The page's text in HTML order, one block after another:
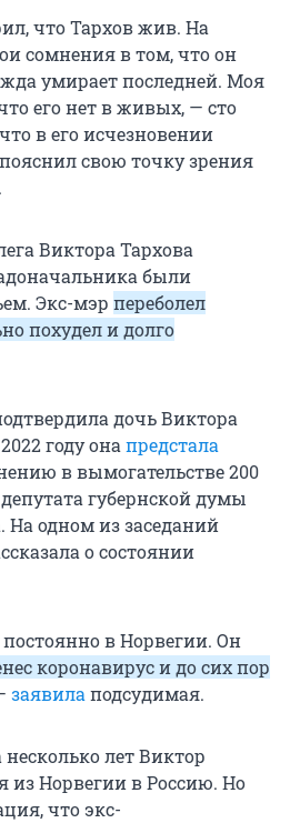
что Тархов жив. На
сомнения в том, что он
умирает последней. Моя
его нет в живых, — сто
в его исчезновении
свою точку зрения
Виктора Тархова
были
Экс-мэр переболел
похудел и долго
дочь Виктора
году она предстала
в вымогательстве 200
губернской думы
На одном из заседаний
о состоянии
в Норвегии. Он
коронавирус и до сих пор
заявила подсудимая.
лет Виктор
из Норвегии в Россию. Но
что экс-